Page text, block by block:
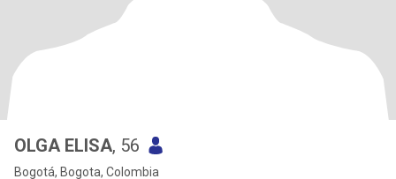
OLGA ELISA, 56
Bogotá, Bogota, Colombia